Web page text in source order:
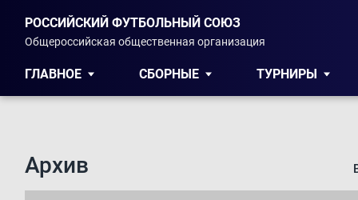
РОССИЙСКИЙ ФУТБОЛЬНЫЙ СОЮЗ
Общероссийская общественная организация
ГЛАВНОЕ СБОРНЫЕ ТУРНИРЫ
Архив